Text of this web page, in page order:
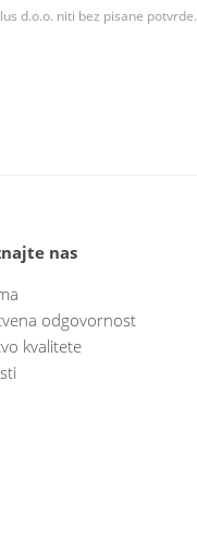
d.o.o. niti bez pisane potvrde.
nas
odgovornost
kvalitete